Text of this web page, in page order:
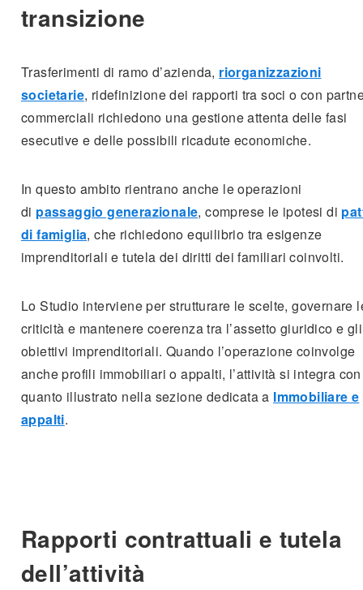
transizione
Trasferimenti di ramo d’azienda, riorganizzazioni
societarie, ridefinizione dei rapporti tra soci o con
commerciali richiedono una gestione attenta delle fasi
esecutive e delle possibili ricadute economiche.
In questo ambito rientrano anche le operazioni
di passaggio generazionale, comprese le ipotesi di
di famiglia, che richiedono equilibrio tra esigenze
imprenditoriali e tutela dei diritti dei familiari coinvolti.
Lo Studio interviene per strutturare le scelte, governare
criticità e mantenere coerenza tra l’assetto giuridico e gli
obiettivi imprenditoriali. Quando l’operazione coinvolge
anche profili immobiliari o appalti, l’attività si integra con
quanto illustrato nella sezione dedicata a Immobiliare e
appalti.
Rapporti contrattuali e tutela
dell’attività